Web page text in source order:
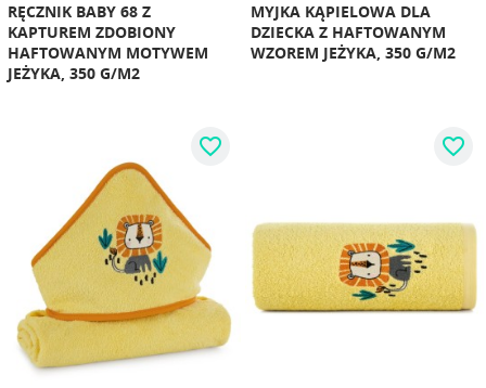
RĘCZNIK BABY 68 Z
KAPTUREM ZDOBIONY
HAFTOWANYM MOTYWEM
JEŻYKA, 350 G/M2
MYJKA KĄPIELOWA DLA
DZIECKA Z HAFTOWANYM
WZOREM JEŻYKA, 350 G/M2
favorite_border favorite_border